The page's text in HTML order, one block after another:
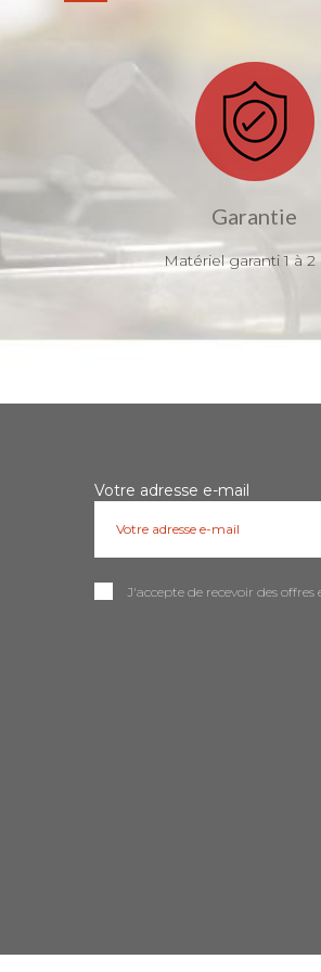
Garantie
Matériel garanti 1 à 2
Votre adresse e-mail
J'accepte de recevoir des